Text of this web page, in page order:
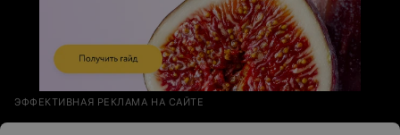
ЭФФЕКТИВНАЯ РЕКЛАМА НА САЙТЕ